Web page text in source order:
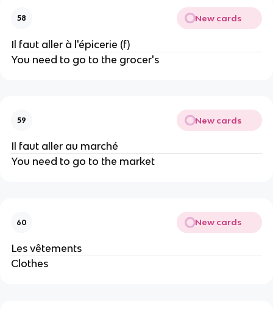
58 New cards
Il faut aller à l'épicerie (f)
You need to go to the grocer's
59 New cards
Il faut aller au marché
You need to go to the market
60 New cards
Les vêtements
Clothes